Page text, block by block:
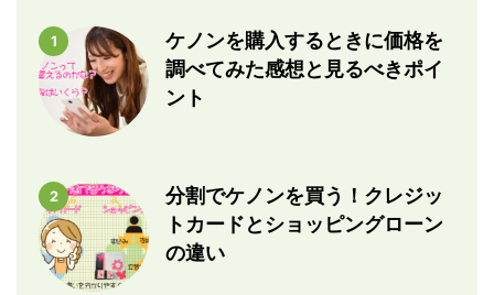
1
ケノンを購入するときに価格を
調べてみた感想と見るべきポイ
ント
2
分割でケノンを買う！クレジッ
トカードとショッピングローン
の違い